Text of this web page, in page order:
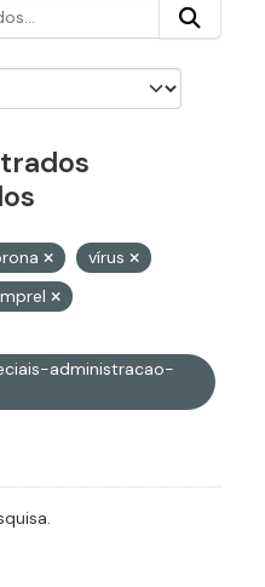
vírus
administracao-